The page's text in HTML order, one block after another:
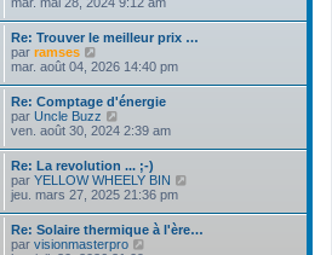
g
i
e
r
m
e
s
s
a
g
e
e
r
e
s
r
l
e
d
e
r
n
i
e
r
m
e
s
s
a
g
Re: Trouver le meilleur prix …
par ramses
o
l
e
d
e
r
n
i
e
r
m
mar. août 04, 2026 14:40 pm
Re: Comptage d'énergie
par Uncle Buzz
o
l
e
d
e
r
n
ven. août 30, 2024 2:39 am
Re: La revolution ... ;-)
par YELLOW WHEELY BIN
l
jeu. mars 27, 2025 21:36 pm
Re: Solaire thermique à l'ère…
par visionmasterpro